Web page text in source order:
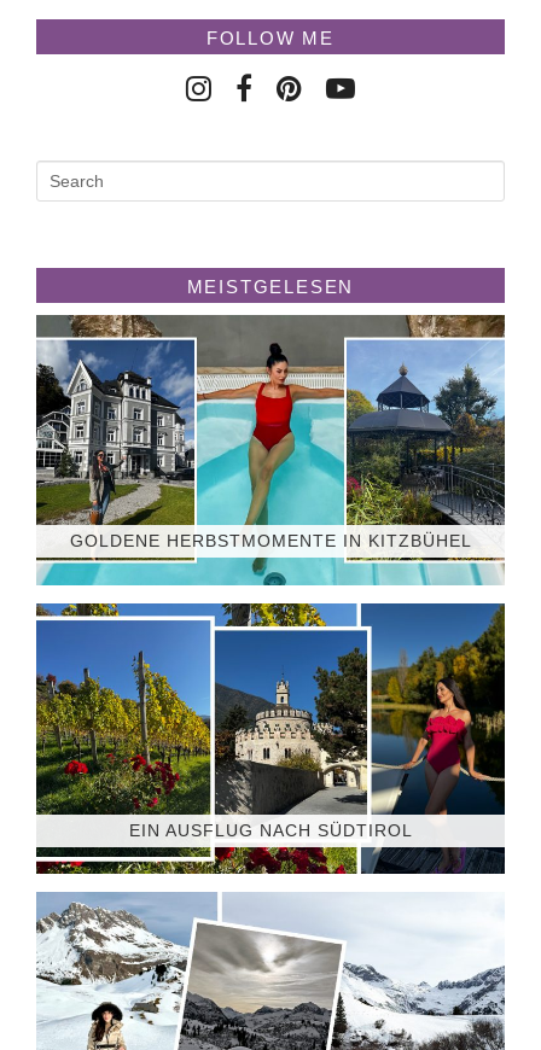
FOLLOW ME
MEISTGELESEN
GOLDENE HERBSTMOMENTE IN KITZBÜHEL
EIN AUSFLUG NACH SÜDTIROL